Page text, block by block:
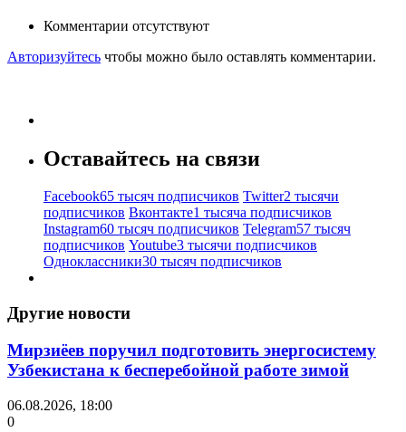
Комментарии отсутствуют
Авторизуйтесь чтобы можно было оставлять комментарии.
Оставайтесь на связи
Facebook65 тысяч подписчиков Twitter2 тысячи
подписчиков Вконтакте1 тысяча подписчиков
Instagram60 тысяч подписчиков Telegram57 тысяч
подписчиков Youtube3 тысячи подписчиков
Одноклассники30 тысяч подписчиков
Другие новости
Мирзиёев поручил подготовить энергосистему
Узбекистана к бесперебойной работе зимой
06.08.2026, 18:00
0